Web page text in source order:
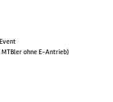
Event
ohne E-Antrieb)